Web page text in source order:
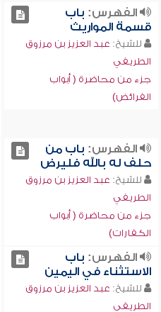
الفهرس: باب
قسمة المواريث
للشيخ: عبد العزيز بن مرزوق
الطريفي
جزء من محاضرة ( أبواب
الفرائض)
الفهرس: باب من
حلف له بالله فليرض
للشيخ: عبد العزيز بن مرزوق
الطريفي
جزء من محاضرة ( أبواب
الكفارات)
الفهرس: باب
الاستثناء في اليمين
للشيخ: عبد العزيز بن مرزوق
الطريفي